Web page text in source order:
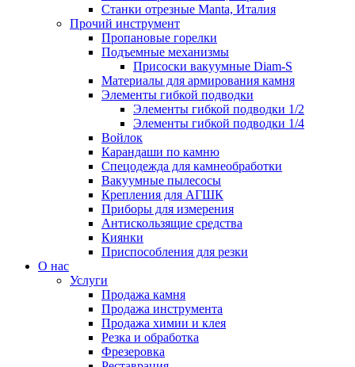
Станки отрезные Manta, Италия
Прочий инструмент
Пропановые горелки
Подъeмные механизмы
Присоски вакуумные Diam-S
Материалы для армирования камня
Элементы гибкой подводки
Элементы гибкой подводки 1/2
Элементы гибкой подводки 1/4
Войлок
Карандаши по камню
Спецодежда для камнеобработки
Вакуумные пылесосы
Крепления для АГШК
Приборы для измерения
Антискользящие средства
Киянки
Приспособления для резки
О нас
Услуги
Продажа камня
Продажа инструмента
Продажа химии и клея
Резка и обработка
Фрезеровка